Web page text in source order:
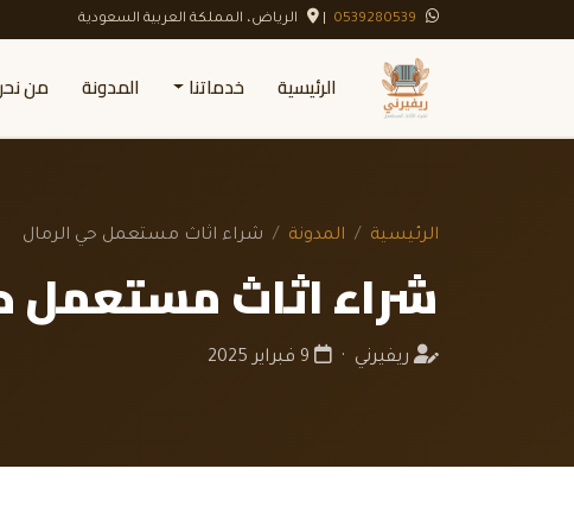
0539280539 الرياض، المملكة العربية السعودية
الرئيسية خدماتنا المدونة من
الرئيسية المدونة شراء اثاث مستعمل حي الرمال
شراء اثاث مستعمل
ريفيرني ·